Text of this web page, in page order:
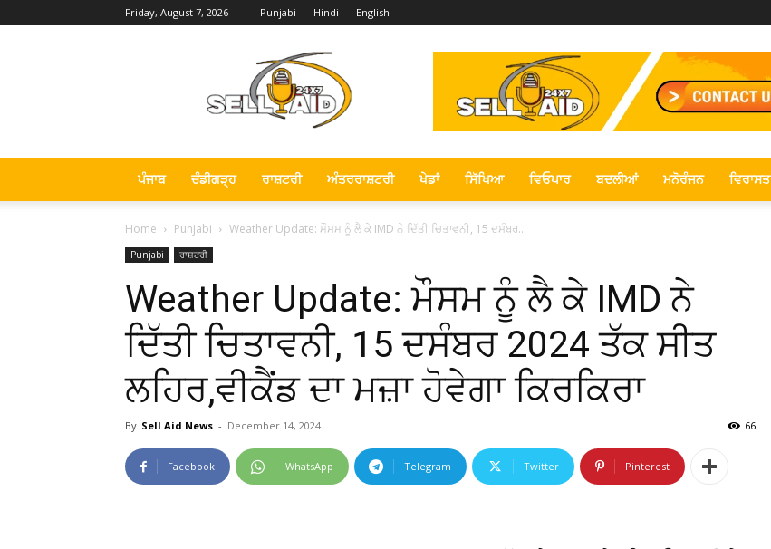
Friday, August 7, 2026 Punjabi Hindi English
Sell
Aid
News
ਪੰਜਾਬ ਚੰਡੀਗੜ੍ਹ ਰਾਸ਼ਟਰੀ ਅੰਤਰਰਾਸ਼ਟਰੀ ਖੇਡਾਂ ਸਿੱਖਿਆ ਵਿਓਪਾਰ ਬਦਲੀਆਂ ਮਨੋਰੰਜਨ ਵਿਰਾਸਤ
Home Punjabi Weather Update: ਮੌਸਮ ਨੂੰ ਲੈ ਕੇ IMD ਨੇ ਦਿੱਤੀ ਚਿਤਾਵਨੀ, 15 ਦਸੰਬਰ...
Punjabi ਰਾਸ਼ਟਰੀ
Weather Update: ਮੌਸਮ ਨੂੰ ਲੈ ਕੇ IMD ਨੇ
ਦਿੱਤੀ ਚਿਤਾਵਨੀ, 15 ਦਸੰਬਰ 2024 ਤੱਕ ਸੀਤ
ਲਹਿਰ,ਵੀਕੈਂਡ ਦਾ ਮਜ਼ਾ ਹੋਵੇਗਾ ਕਿਰਕਿਰਾ
By Sell Aid News - December 14, 2024 66
Facebook WhatsApp Telegram Twitter Pinterest